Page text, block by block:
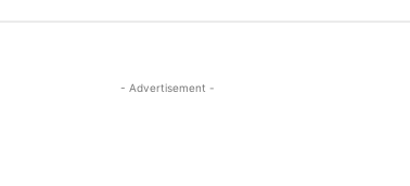
- Advertisement -